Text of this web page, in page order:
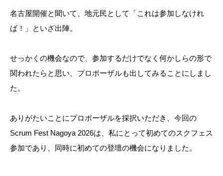
名古屋開催と聞いて、地元民として「これは参加しなけれ
ば！」といざ出陣。
せっかくの機会なので、参加するだけでなく何かしらの形で
関われたらと思い、プロポーザルも出してみることにしまし
た。
ありがたいことにプロポーザルを採択いただき、今回の
Scrum Fest Nagoya 2026は、私にとって初めてのスクフェス
参加であり、同時に初めての登壇の機会になりました。